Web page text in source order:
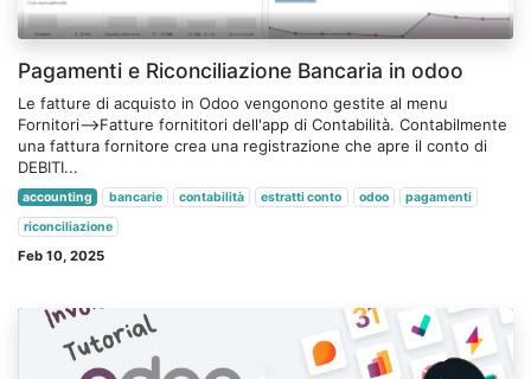
Pagamenti e Riconciliazione Bancaria in odoo
Le fatture di acquisto in Odoo vengonono gestite al menu
Fornitori-->Fatture fornititori dell'app di Contabilità. Contabilmente
una fattura fornitore crea una registrazione che apre il conto di
DEBITI...
accounting bancarie contabilità estratti conto odoo
pagamenti
riconciliazione
Feb 10, 2025